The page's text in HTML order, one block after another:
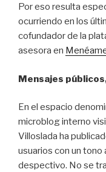
Por eso resulta
ocurriendo en los
cofundador de la
asesora en
Mensajes
En el espacio
microblog interno
Villoslada ha
usuarios con un
despectivo. No se